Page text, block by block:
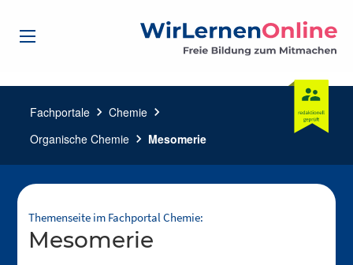
Fachportale chevron_right Chemie chevron_right
Organische Chemie chevron_right Mesomerie
Themenseite im Fachportal Chemie:
Mesomerie